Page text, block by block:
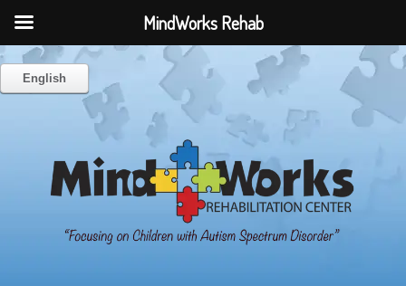
English
MindWorks Rehab